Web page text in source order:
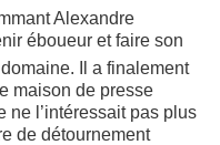
Alexandre
éboueur et faire son
Il a finalement
maison de presse
ne l’intéressait pas plus
de détournement